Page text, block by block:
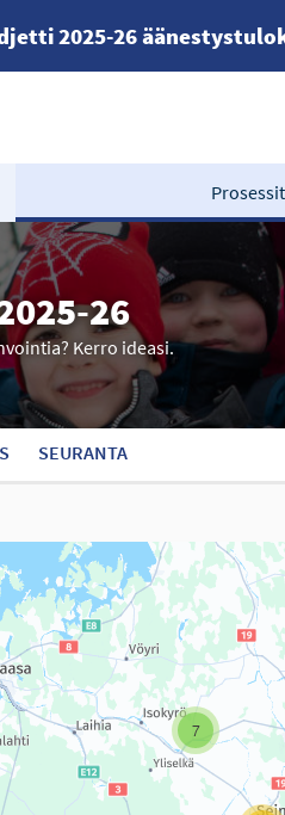
2025-26
Prosessit
26
Kerro ideasi.
SEURANTA
tietueet karttapisteinä.
7